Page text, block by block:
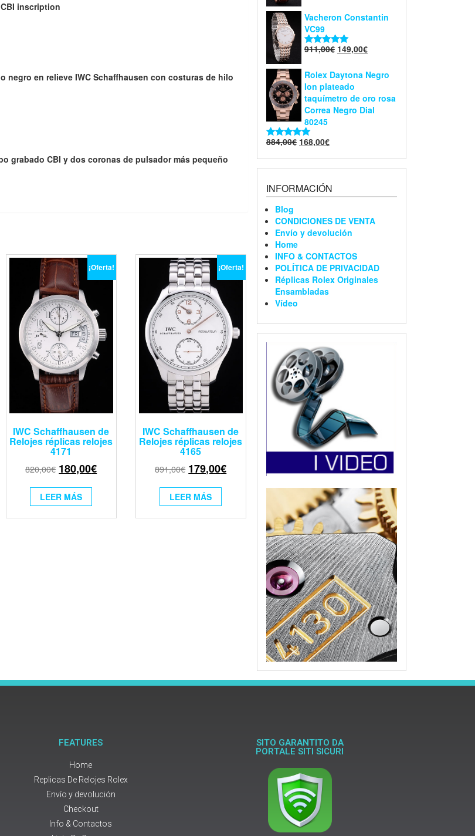
inscription
en relieve IWC Schaffhausen con costuras de hilo
grabado CBI y dos coronas de pulsador más pequeño
¡Oferta!
IWC Schaffhausen de
Relojes réplicas relojes
4171
820,00€ 180,00€
LEER MÁS
¡Oferta!
IWC Schaffhausen de
Relojes réplicas relojes
4165
891,00€ 179,00€
LEER MÁS
Vacheron Constantin
VC99
Valorado en
911,00€ 149,00€
Rolex Daytona Negro
Ion plateado
taquímetro de oro rosa
Correa Negro Dial
80245
Valorado en
884,00€ 168,00€
INFORMACIÓN
Blog
CONDICIONES DE VENTA
Envío y devolución
Home
INFO & CONTACTOS
POLÍTICA DE PRIVACIDAD
Réplicas Rolex Originales
Ensambladas
Vídeo
FEATURES
Home
Replicas De Relojes Rolex
Envío y devolución
Checkout
Info & Contactos
SITO GARANTITO DA
PORTALE SITI SICURI